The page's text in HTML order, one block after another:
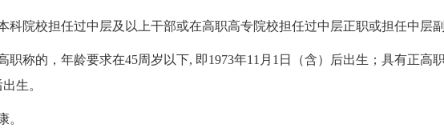
科院校担任过中层及以上干部或在高职高专院校担任过中层正职或担任中层副
职称的，年龄要求在45周岁以下, 即1973年11月1日（含）后出生；具有正高
生。
。